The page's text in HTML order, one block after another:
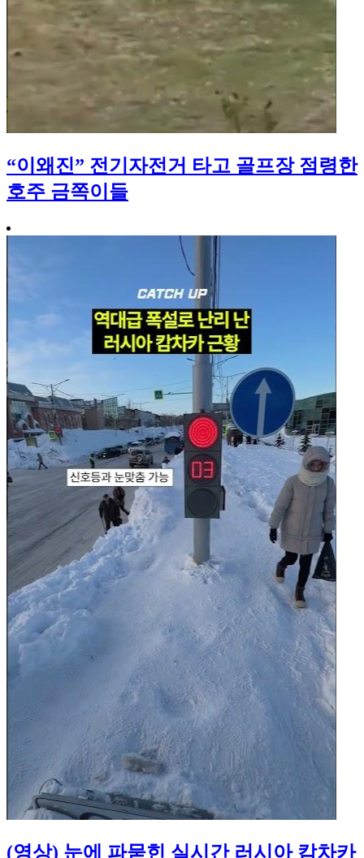
“이왜진” 전기자전거 타고 골프장 점령한
호주 금쪽이들
(영상) 눈에 파묻힌 실시간 러시아 캄차카